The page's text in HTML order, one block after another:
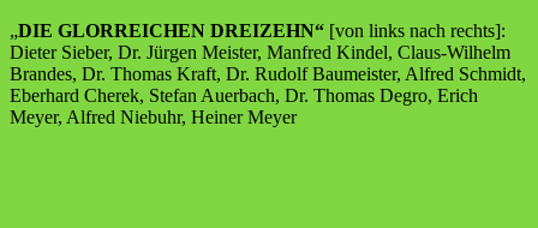
„DIE GLORREICHEN DREIZEHN“ [von links nach rechts]:
Dieter Sieber, Dr. Jürgen Meister, Manfred Kindel, Claus-Wilhelm
Brandes, Dr. Thomas Kraft, Dr. Rudolf Baumeister, Alfred Schmidt,
Eberhard Cherek, Stefan Auerbach, Dr. Thomas Degro, Erich
Meyer, Alfred Niebuhr, Heiner Meyer